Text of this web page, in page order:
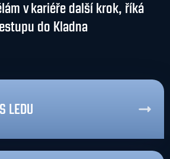
v kariéře další krok, říká
do Kladna
LEDU